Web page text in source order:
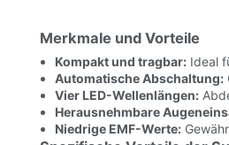
Merkmale und Vorteile
Kompakt und tragbar:Ideal
Automatische Abschaltung:
Vier LED-Wellenlängen:
Herausnehmbare
Niedrige EMF-Werte: